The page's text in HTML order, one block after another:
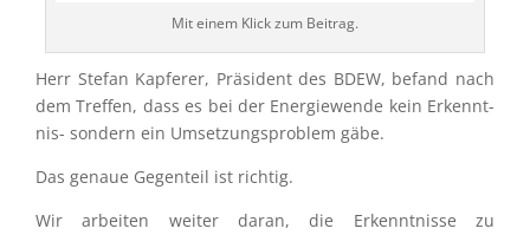
Mit einem Klick zum Beitrag.
Herr Stefan Kapfe­rer, Präsi­dent des BDEW, befand nach
dem Treffen, dass es bei der Energie­wende kein Erkennt­
nis- sondern ein Umset­zungs­pro­blem gäbe.
Das genaue Gegen­teil ist richtig.
Wir arbei­ten weiter daran, die Erkennt­nisse zu